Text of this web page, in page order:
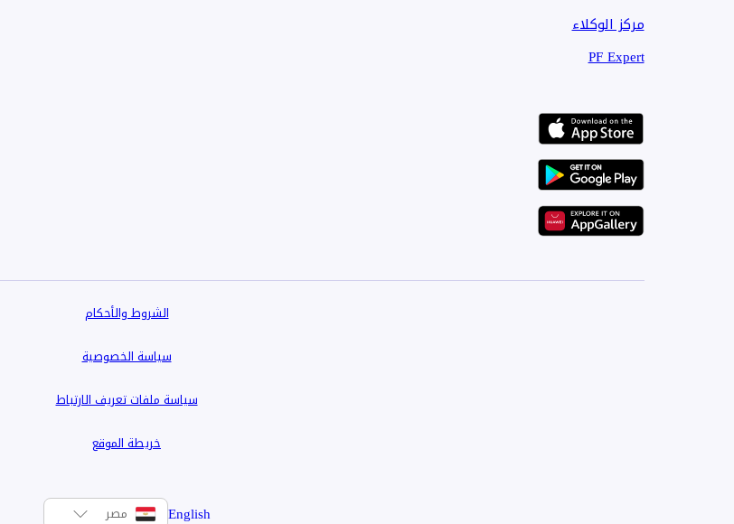
من أرقى وأهدى أحياء الشيخ زايد، يتميز بقربه من أهم المولات والخدمات الرئيسية، وسهولة الوصول للمحاور والطرق
السريعة، مما يجعله اختيار مثالي للسكن
مركز الوكلاء
PF Expert
الشروط والأحكام
سياسة الخصوصية
سياسة ملفات تعريف الارتباط
خريطة الموقع
English مصر